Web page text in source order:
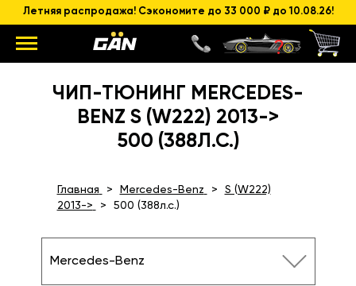
Летняя распродажа! Сэкономите до 33 000 ₽ до 10.08.26!
ЧИП-ТЮНИНГ MERCEDES-
BENZ S (W222) 2013->
500 (388Л.С.)
Главная Mercedes-Benz
S (W222)
2013->
500 (388л.с.)
Mercedes-Benz